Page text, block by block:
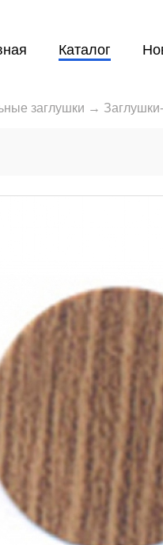
Каталог
заглушки →